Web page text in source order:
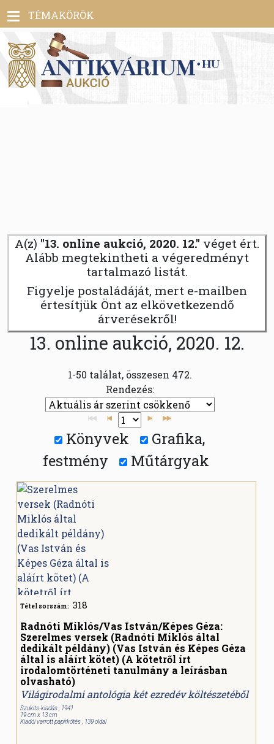
Toggle
navigation
TÉMAKÖRÖK
A(z) "13. online aukció, 2020. 12." véget ért.
Alább megtekintheti a végeredményt
tartalmazó listát.
Figyelje postaládáját, mert e-mailben
értesítjük Önt az elkövetkezendő
árverésekről!
13. online aukció, 2020. 12.
1-50 találat, összesen 472.
Rendezés:
Könyvek
Grafika,
festmény
Műtárgyak
Tétel sorszám: 318
Radnóti Miklós/Vas István/Képes Géza:
Szerelmes versek (Radnóti Miklós által
dedikált példány) (Vas István és Képes Géza
által is aláírt kötet) (A kötetről írt
irodalomtörténeti tanulmány a leírásban
olvasható)
Világirodalmi antológia két ezredév költészetéből
Szukits-kiadás , 1941
19 cm x 13 cm
Kiadói varrott papírkötés , 139 oldal